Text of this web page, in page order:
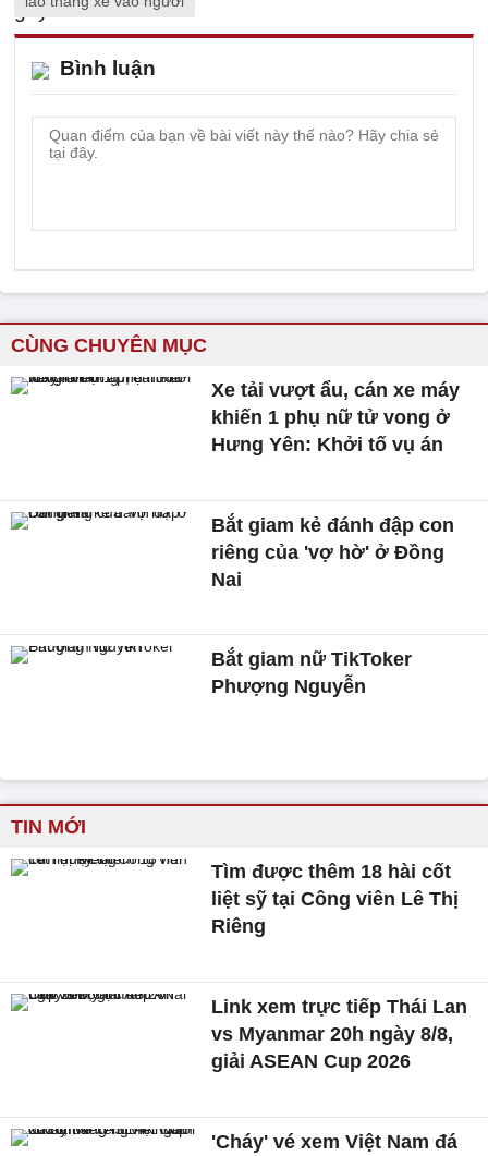
Bình luận
CÙNG CHUYÊN MỤC
Xe tải vượt ẩu, cán xe máy
khiến 1 phụ nữ tử vong ở
Hưng Yên: Khởi tố vụ án
Bắt giam kẻ đánh đập con
riêng của 'vợ hờ' ở Đồng
Nai
Bắt giam nữ TikToker
Phượng Nguyễn
TIN MỚI
Tìm được thêm 18 hài cốt
liệt sỹ tại Công viên Lê Thị
Riêng
Link xem trực tiếp Thái Lan
vs Myanmar 20h ngày 8/8,
giải ASEAN Cup 2026
'Cháy' vé xem Việt Nam đá